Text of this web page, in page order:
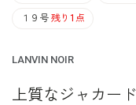
１９号 残り1点
LANVIN NOIR
上質なジャカー